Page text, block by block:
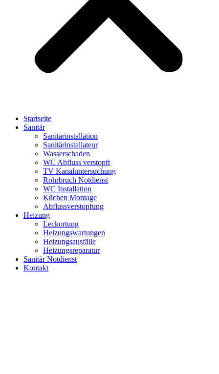
Startseite
Sanitär
Sanitärinstallation
Sanitärinstallateur
Wasserschaden
WC Abfluss verstopft
TV Kanaluntersuchung
Rohrbruch Notdienst
WC Installation
Küchen Montage
Abflussverstopfung
Heizung
Leckortung
Heizungswartungen
Heizungsausfälle
Heizungsreparatur
Sanitär Notdienst
Kontakt